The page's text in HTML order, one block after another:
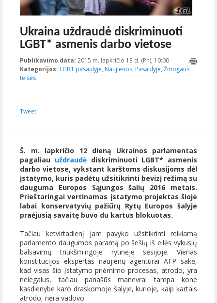
Ukraina uždraudė diskriminuoti
LGBT* asmenis darbo vietose
Publikavimo data: 2015 m. lapkričio 13 d. (Pn), 10:00 2023-10-
Kategorijos: LGBT pasaulyje, Naujienos, Pasaulyje, Žmogaus
teisės
Tweet
Š. m. lapkričio 12 dieną Ukrainos parlamentas
pagaliau uždraudėdiskriminuoti LGBT* asmenis
darbo vietose, vykstant karštoms diskusijoms dėl
įstatymo, kuris padėtų užsitikrinti bevizį režimą su
dauguma Europos Sąjungos šalių 2016 metais.
Prieštaringai vertinamas įstatymo projektas šioje
labai konservatyvių pažiūrų Rytų Europos šalyje
praėjusią savaitę buvo du kartus blokuotas.
Tačiau ketvirtadienį jam pavyko užsitikrinti reikiamą
parlamento daugumos paramą po šešių iš eilės vykusių
balsavimų triukšmingoje rytinėje sesijoje. Vienas
konstitucijos ekspertas naujienų agentūrai AFP sakė,
kad visas šio įstatymo priėmimo procesas, atrodo, yra
nelegalus, tačiau panašūs manevrai tampa kone
kasdienybe karo draskomoje šalyje, kurioje, kaip kartais
atrodo, nėra vadovo.